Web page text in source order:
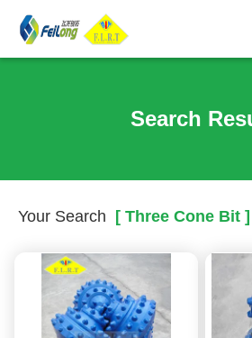
Search
Your Search [ Three Cone Bit ]